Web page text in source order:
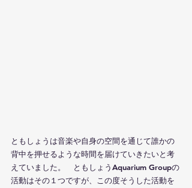
ともしょうは音楽や自身の空間を通じて誰かの
背中を押せるような時間を届けていきたいと考
えていました。　ともしょうAquarium Groupの
活動はその１つですが、この度そうした活動を